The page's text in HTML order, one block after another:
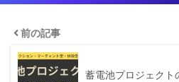
前の記事
蓄電池プロジェクト